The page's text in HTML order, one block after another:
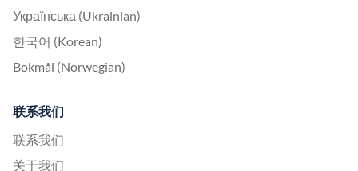
Українська (Ukrainian)
한국어 (Korean)
Bokmål (Norwegian)
联系我们
联系我们
关于我们